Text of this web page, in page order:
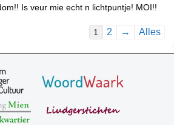
Is veur mie echt n lichtpuntje! MOI!!
Navigatie
lijst
1 2 → Alles